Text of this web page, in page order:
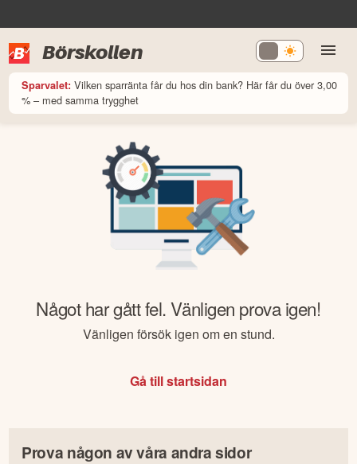
Börskollen
Sparvalet: Vilken sparränta får du hos din bank? Här får du över 3,00
% – med samma trygghet
Något har gått fel. Vänligen prova igen!
Vänligen försök igen om en stund.
Gå till startsidan
Prova någon av våra andra sidor